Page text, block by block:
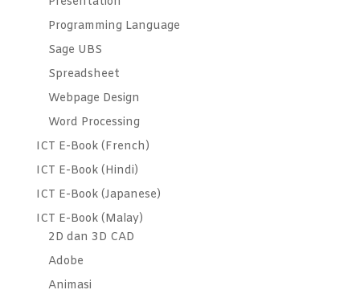
Programming Language
Sage UBS
Spreadsheet
Webpage Design
Word Processing
ICT E-Book (French)
ICT E-Book (Hindi)
ICT E-Book (Japanese)
ICT E-Book (Malay)
2D dan 3D CAD
Adobe
Animasi